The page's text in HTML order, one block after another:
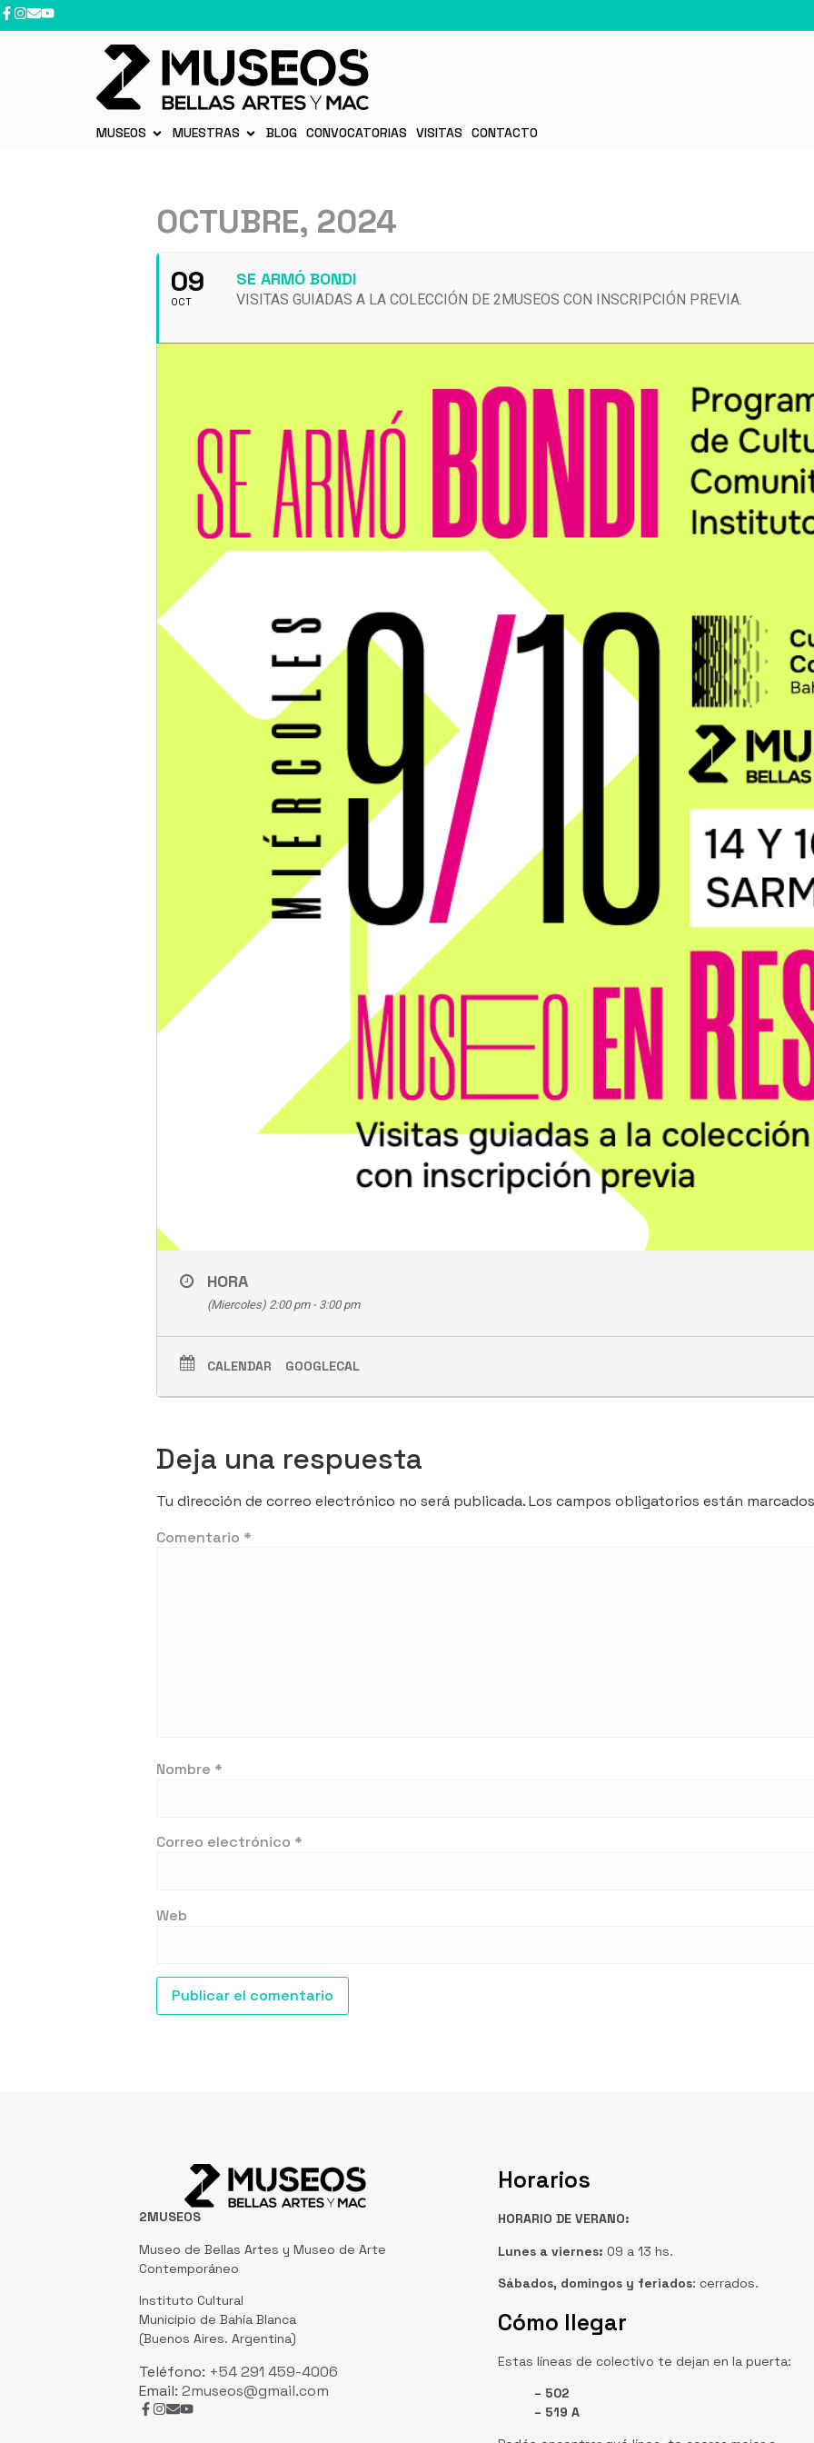
MUSEOS MUESTRAS BLOG CONVOCATORIAS VISITAS CONTACTO
OCTUBRE, 2024
09
OCT
SE ARMÓ BONDI
VISITAS GUIADAS A LA COLECCIÓN DE 2MUSEOS CON INSCRIPCIÓN PREVIA.
HORA
(Miercoles) 2:00 pm - 3:00 pm
CALENDAR GOOGLECAL
Deja una respuesta
Tu dirección de correo electrónico no será publicada.Los campos obligatorios están
Comentario *
Nombre *
Correo electrónico *
Web
2MUSEOS
Museo de Bellas Artes y Museo de Arte
Contemporáneo
Instituto Cultural
Municipio de Bahía Blanca
(Buenos Aires. Argentina)
Teléfono: +54 291 459-4006
Email:2museos@gmail.com
Cómo llegar
Horarios
HORARIO DE VERANO:
Lunes a viernes: 09 a 13 hs.
Sábados, domingos y feriados: cerrados.
Estas líneas de colectivo te dejan en la puerta:
– 502
– 519 A